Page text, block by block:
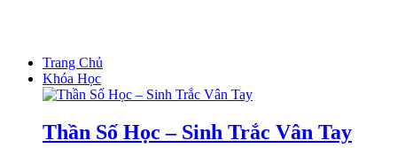
Trang Chủ
Khóa Học
Thần Số Học – Sinh Trắc Vân Tay